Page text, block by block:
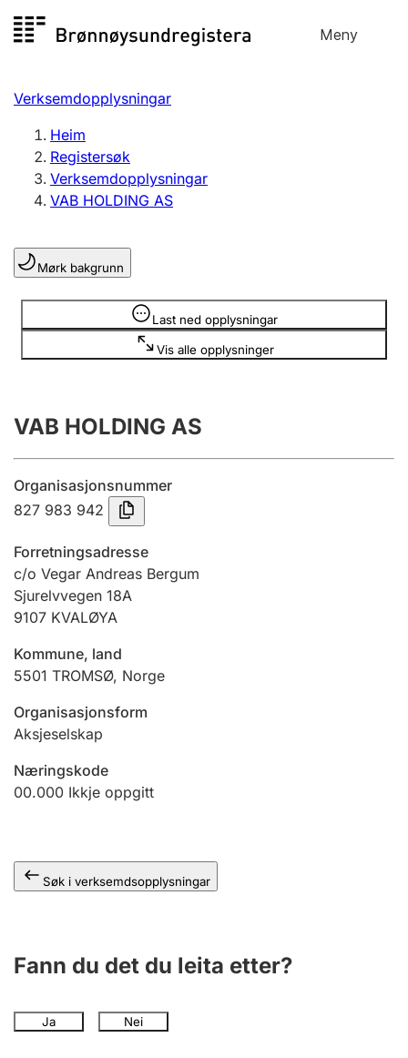
til
Meny
Registersøk
Aksjeselskap
Enkeltpersonføretak
Registrere, endre, slette
Lag og foreining
Registrere, endre, slette
Årsrekneskap
Innsending og forseinkingsgebyr
Jeger
Betaling og jegeravgiftskort
Ektepaktrettleiaren
Verksemdopplysningar
Heim
Registersøk
Verksemdopplysningar
VAB HOLDING AS
Mørk bakgrunn
Last ned opplysningar
Vis alle opplysninger
Opplysninger er skjult
VAB HOLDING AS
Organisasjonsnummer
827 983 942
Forretningsadresse
c/o Vegar Andreas Bergum
Sjurelvvegen 18A
9107 KVALØYA
Kommune, land
5501 TROMSØ, Norge
Organisasjonsform
Aksjeselskap
Næringskode
00.000 Ikkje oppgitt
Søk i verksemdsopplysningar
Fann du det du leita etter?
Ja Nei